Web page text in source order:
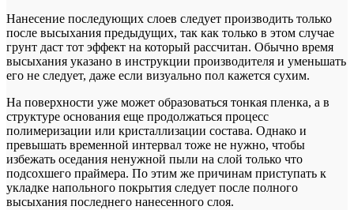
Нанесение последующих слоев следует производить только
после высыхания предыдущих, так как только в этом случае
грунт даст тот эффект на который рассчитан. Обычно время
высыхания указано в инструкции производителя и уменьшать
его не следует, даже если визуально пол кажется сухим.
На поверхности уже может образоваться тонкая пленка, а в
структуре основания еще продолжаться процесс
полимеризации или кристаллизации состава. Однако и
превышать временной интервал тоже не нужно, чтобы
избежать оседания ненужной пыли на слой только что
подсохшего праймера. По этим же причинам приступать к
укладке напольного покрытия следует после полного
высыхания последнего нанесенного слоя.